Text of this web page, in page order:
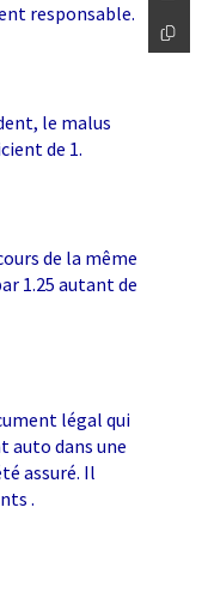
responsable.
le malus
de 1.
de la même
1.25 autant de
légal qui
auto dans une
assuré. Il
.